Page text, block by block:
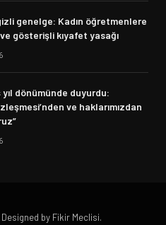
genelge: Kadın öğretmenlere
gösterişli kıyafet yasağı
yıl dönümünde duyurdu:
ve haklarımızdan
by Fikir Meclisi.